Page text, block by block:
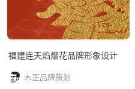
福建连天焰烟花品牌形象设计
木正品牌策划